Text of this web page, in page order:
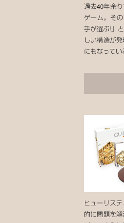
過去40年余
ゲーム。そ
手が選ぶ!」
しい構造が
にもなって
ヒューリス
的に問題を